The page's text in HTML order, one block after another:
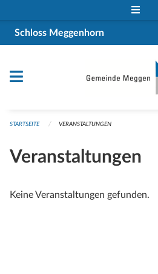
Schloss Meggenhorn
STARTSEITE VERANSTALTUNGEN
Veranstaltungen
Keine Veranstaltungen gefunden.